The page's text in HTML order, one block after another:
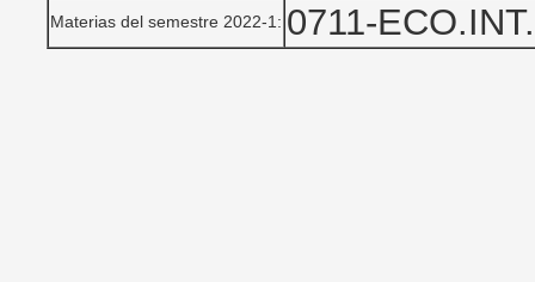
Materias del semestre 2022-1: 0711-